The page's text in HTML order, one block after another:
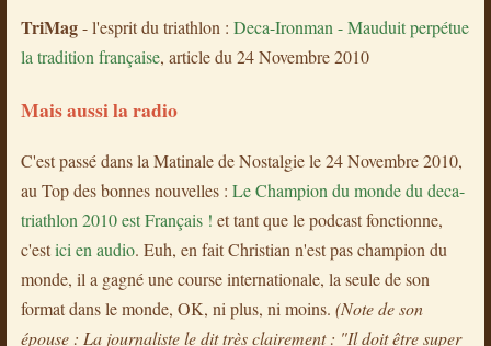
TriMag- l'esprit du triathlon : Deca-Ironman - Mauduit perpétue
la tradition française, article du 24 Novembre 2010
Mais aussi la radio
C'est passé dans la Matinale de Nostalgie le 24 Novembre 2010,
au Top des bonnes nouvelles : Le Champion du monde du deca-
triathlon 2010 est Français ! et tant que le podcast fonctionne,
c'estici en audio. Euh, en fait Christian n'est pas champion du
monde, il a gagné une course internationale, la seule de son
format dans le monde, OK, ni plus, ni moins. (Note de son
épouse : La journaliste le dit très clairement : "Il doit être super